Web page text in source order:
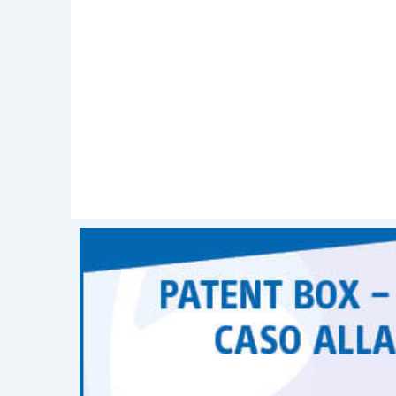
Oltre alla trasmissione telematica del
direttamente i beni immateriali
dicembre 2016, a presentare